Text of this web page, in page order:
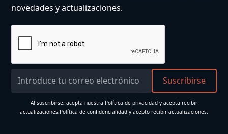
novedades y actualizaciones.
Al suscribirse, acepta nuestra Política de privacidad y acepta recibir
actualizaciones.Política de confidencialidad y acepto recibir actualizaciones.